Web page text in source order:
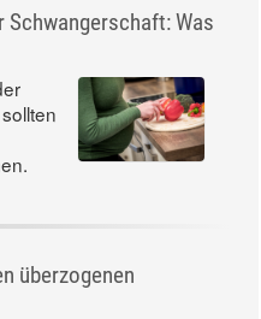
Schwangerschaft: Was
überzogenen